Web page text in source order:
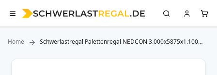
Home
Schwerlastregal Palettenregal NEDCON 3.000x5875x1.100
Zum